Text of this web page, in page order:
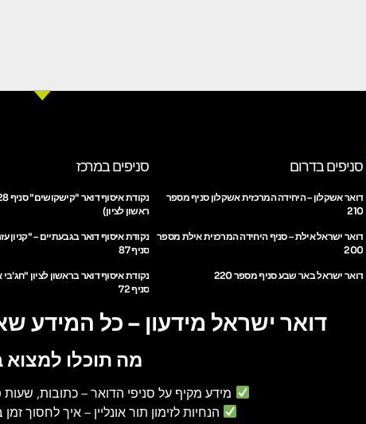
סניפים בדרום
דואר אשקלון – היחידה המרכזית אשקלון סניף מספר
210
דואר ישראל אילת – סניף היחידה המרכזית אילת מספר
200
דואר ישראל באר שבע סניף מספר 220
סניפים במרכז
ראשון לציון)
נקודת איסוף דואר בגבעתיים – "קניון
סניף 87
נקודת איסוף דואר בראשון לציון
סניף 72
דואר ישראל מידעון – כל המידע
מה תוכלו
מידע מקיף על סניפי הדואר– כתובות, שעות
הנחיות לזימון תור אונליין – איך לחסוך זמן